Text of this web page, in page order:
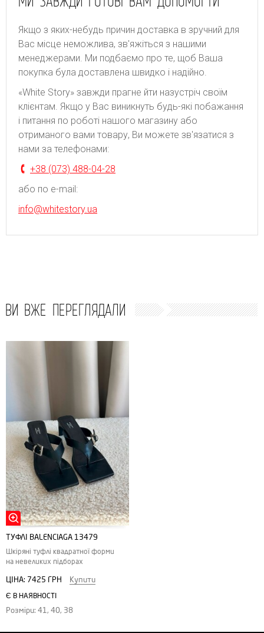
Якщо з яких-небудь причин доставка в зручний для
Вас місце неможлива, зв'яжіться з нашими
менеджерами. Ми подбаємо про те, щоб Ваша
покупка була доставлена швидко і надійно.
«White Story» завжди прагне йти назустріч своїм
клієнтам. Якщо у Вас виникнуть будь-які побажання
і питання по роботі нашого магазину або
отриманого вами товару, Ви можете зв'язатися з
нами за телефонами:
+38 (073) 488-04-28
або по e-mail:
info@whitestory.ua
ВИ ВЖЕ ПЕРЕГЛЯДАЛИ
ТУФЛІ BALENCIAGA 13479
Шкіряні туфлі квадратної форми
на невеликих підборах
ЦІНА: 7425 ГРН Купити
Є В НАЯВНОСТІ
Розміри: 41, 40, 38